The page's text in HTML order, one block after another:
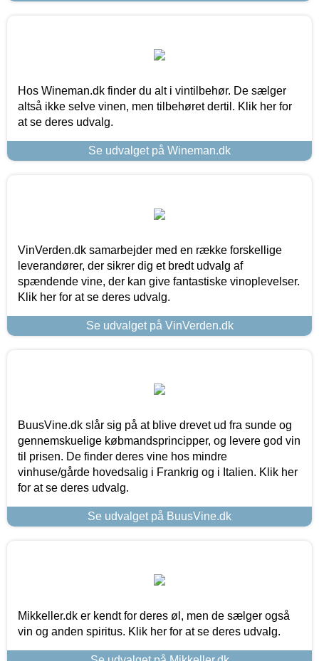
Hos Wineman.dk finder du alt i vintilbehør. De sælger
altså ikke selve vinen, men tilbehøret dertil. Klik her for
at se deres udvalg.
Se udvalget på Wineman.dk
VinVerden.dk samarbejder med en række forskellige
leverandører, der sikrer dig et bredt udvalg af
spændende vine, der kan give fantastiske vinoplevelser.
Klik her for at se deres udvalg.
Se udvalget på VinVerden.dk
BuusVine.dk slår sig på at blive drevet ud fra sunde og
gennemskuelige købmandsprincipper, og levere god vin
til prisen. De finder deres vine hos mindre
vinhuse/gårde hovedsalig i Frankrig og i Italien. Klik her
for at se deres udvalg.
Se udvalget på BuusVine.dk
Mikkeller.dk er kendt for deres øl, men de sælger også
vin og anden spiritus. Klik her for at se deres udvalg.